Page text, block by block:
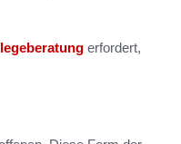
erfordert,